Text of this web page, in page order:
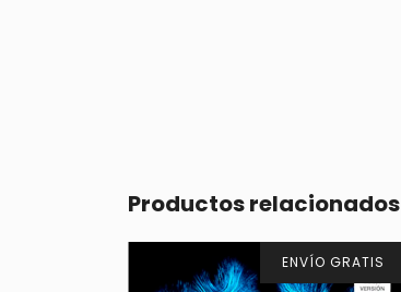
Productos relacionados
ENVÍO GRATIS